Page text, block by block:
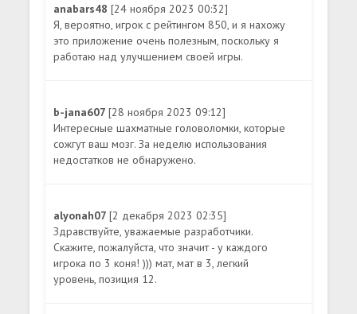
anabars48[24 ноября 2023 00:32]
Я, вероятно, игрок с рейтингом 850, и я нахожу
это приложение очень полезным, поскольку я
работаю над улучшением своей игры.
b-jana607[28 ноября 2023 09:12]
Интересные шахматные головоломки, которые
сожгут ваш мозг. За неделю использования
недостатков не обнаружено.
alyonah07[2 декабря 2023 02:35]
Здравствуйте, уважаемые разработчики.
Скажите, пожалуйста, что значит - у каждого
игрока по 3 коня! ))) мат, мат в 3, легкий
уровень, позиция 12.